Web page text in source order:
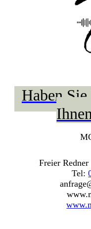
Haben
Freier
Tel: